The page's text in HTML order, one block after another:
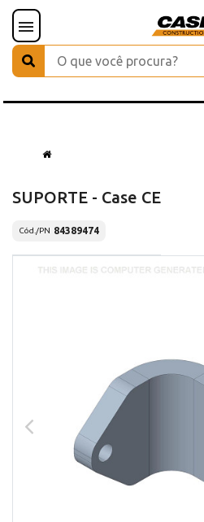
SUPORTE - Case CE
Cód./PN 84389474